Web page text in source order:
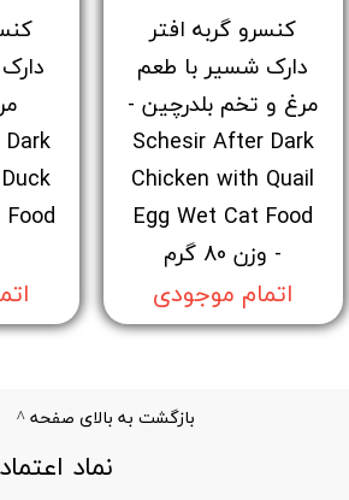
کنسرو گربه افتر
دارک شسیر با طعم
مرغ و تخم بلدرچین -
Schesir After Dark
Chicken with Quail
Egg Wet Cat Food
- وزن 80 گرم
اتمام موجودی
بازگشت به بالای صفحه ^
​نماد